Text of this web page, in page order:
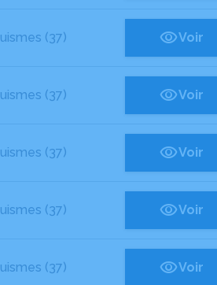
(37) Voir
(37) Voir
(37) Voir
(37) Voir
(37) Voir